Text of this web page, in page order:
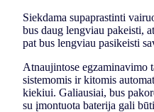
Siekdama supaprastinti
bus daug lengviau pakeisti,
pat bus lengviau pasikeisti
Atnaujintose egzaminavimo
sistemomis ir kitomis
kiekiui. Galiausiai, bus
su įmontuota baterija gali